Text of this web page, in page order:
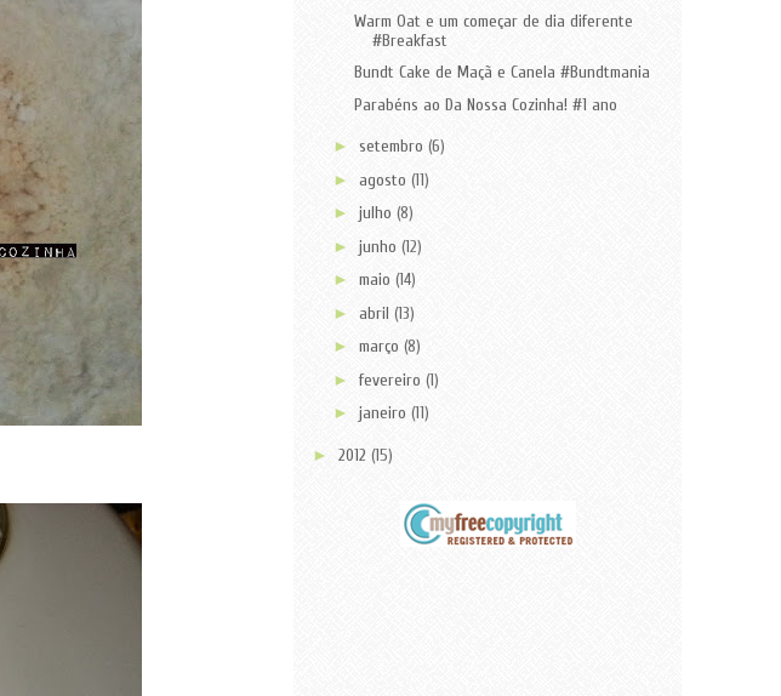
Warm Oat e um começar de dia diferente
#Breakfast
Bundt Cake de Maçã e Canela #Bundtmania
Parabéns ao Da Nossa Cozinha! #1 ano
► setembro (6)
► agosto (11)
► julho (8)
► junho (12)
► maio (14)
► abril (13)
► março (8)
► fevereiro (1)
► janeiro (11)
► 2012 (15)